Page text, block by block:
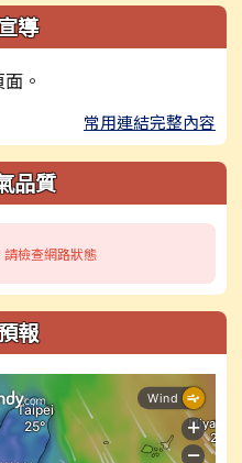
導
。
常用連結完整內容
品質
檢查網路狀態
報